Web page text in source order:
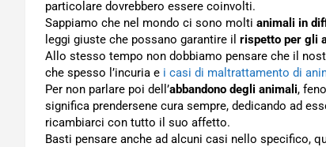
particolare dovrebbero essere coinvolti.
Sappiamo che nel mondo ci sono molti animali in
leggi giuste che possano garantire il rispetto per gli
Allo stesso tempo non dobbiamo pensare che il
che spesso l’incuria e i casi di maltrattamento di
Per non parlare poi dell’abbandono degli animali,
significa prendersene cura sempre, dedicando ad
ricambiarci con tutto il suo affetto.
Basti pensare anche ad alcuni casi nello specifico,